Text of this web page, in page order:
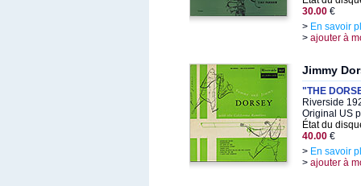
30.00 €
> En savoir
> ajouter à
Jimmy
"THE
Riverside
Original US
État du
40.00 €
> En savoir
> ajouter à